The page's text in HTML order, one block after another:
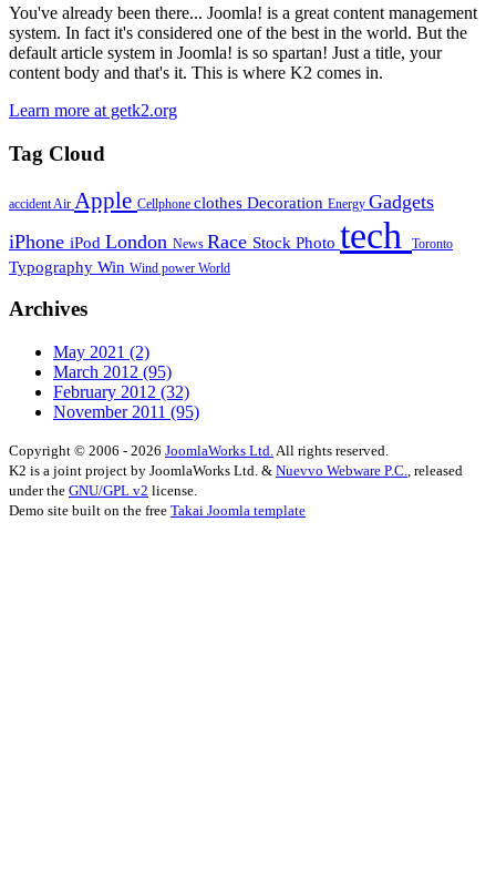
You've already been there... Joomla! is a great content management
system. In fact it's considered one of the best in the world. But the
default article system in Joomla! is so spartan! Just a title, your
content body and that's it. This is where K2 comes in.
Learn more at getk2.org
Tag Cloud
accident Air Apple Cellphone clothes Decoration Energy Gadgets
iPhone iPod London News Race Stock Photo tech Toronto
Typography Win Wind power World
Archives
May 2021 (2)
March 2012 (95)
February 2012 (32)
November 2011 (95)
Copyright © 2006 - 2026 JoomlaWorks Ltd.All rights reserved.
K2 is a joint project by JoomlaWorks Ltd. & Nuevvo Webware P.C., released
under the GNU/GPL v2 license.
Demo site built on the free Takai Joomla template